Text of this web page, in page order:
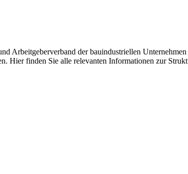
Arbeitgeberverband der bauindustriellen
Hier finden Sie alle relevanten Informationen zur